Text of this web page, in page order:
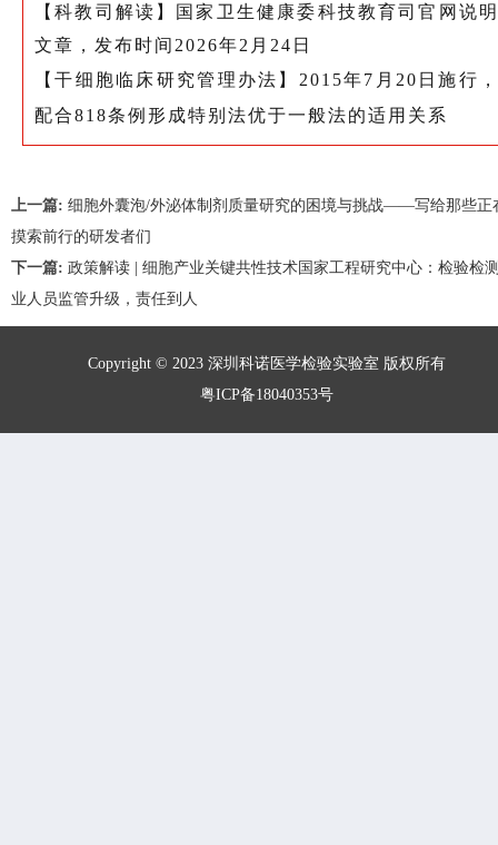
【科教司解读】国家卫生健康委科技教育司官网说明
文章，发布时间2026年2月24日
【干细胞临床研究管理办法】2015年7月20日施行，
配合818条例形成特别法优于一般法的适用关系
上一篇: 细胞外囊泡/外泌体制剂质量研究的困境与挑战——写给那些正
摸索前行的研发者们
下一篇: 政策解读 | 细胞产业关键共性技术国家工程研究中心：检验检
业人员监管升级，责任到人
Copyright © 2023 深圳科诺医学检验实验室 版权所有
粤ICP备18040353号